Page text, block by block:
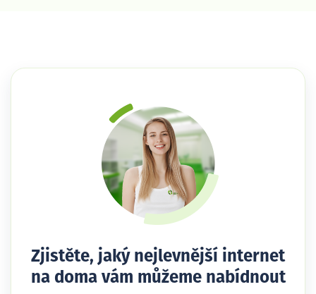
Zjistěte, jaký nejlevnější internet
na doma vám můžeme nabídnout